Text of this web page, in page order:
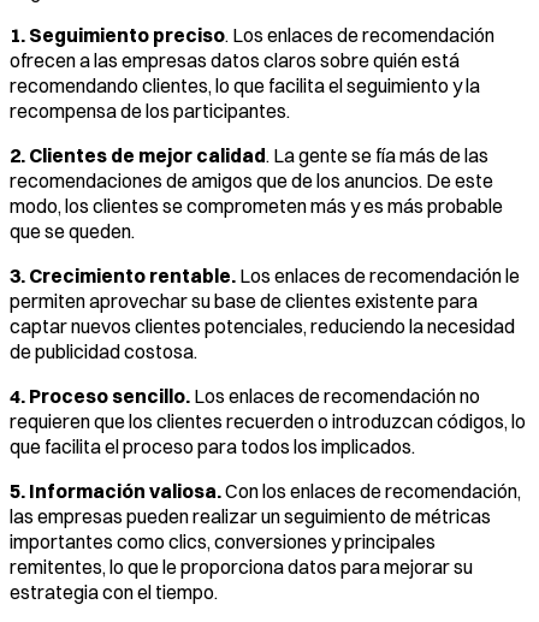
1. Seguimiento preciso. Los enlaces de recomendación
ofrecen a las empresas datos claros sobre quién está
recomendando clientes, lo que facilita el seguimiento y la
recompensa de los participantes.
2. Clientes de mejor calidad. La gente se fía más de las
recomendaciones de amigos que de los anuncios. De este
modo, los clientes se comprometen más y es más probable
que se queden.
3. Crecimiento rentable. Los enlaces de recomendación le
permiten aprovechar su base de clientes existente para
captar nuevos clientes potenciales, reduciendo la necesidad
de publicidad costosa.
4. Proceso sencillo. Los enlaces de recomendación no
requieren que los clientes recuerden o introduzcan códigos, lo
que facilita el proceso para todos los implicados.
5. Información valiosa.Con los enlaces de recomendación,
las empresas pueden realizar un seguimiento de métricas
importantes como clics, conversiones y principales
remitentes, lo que le proporciona datos para mejorar su
estrategia con el tiempo.